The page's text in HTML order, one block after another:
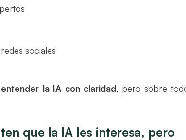
sociales
entender la IA con claridad, pero sobre
que la IA les interesa, pero